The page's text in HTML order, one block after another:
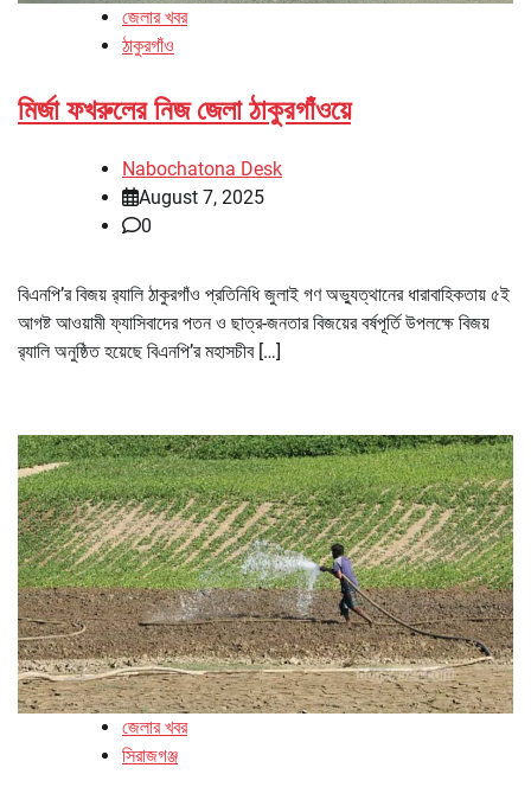
জেলার খবর
ঠাকুরগাঁও
মির্জা ফখরুলের নিজ জেলা ঠাকুরগাঁওয়ে
Nabochatona Desk
August 7, 2025
0
বিএনপি’র বিজয় র‌্যালি ঠাকুরগাঁও প্রতিনিধি জুলাই গণ অভ্যুত্থানের ধারাবাহিকতায় ৫ই
আগষ্ট আওয়ামী ফ্যাসিবাদের পতন ও ছাত্র-জনতার বিজয়ের বর্ষপূর্তি উপলক্ষে বিজয়
র‌্যালি অনুষ্ঠিত হয়েছে বিএনপি’র মহাসচীব […]
জেলার খবর
সিরাজগঞ্জ